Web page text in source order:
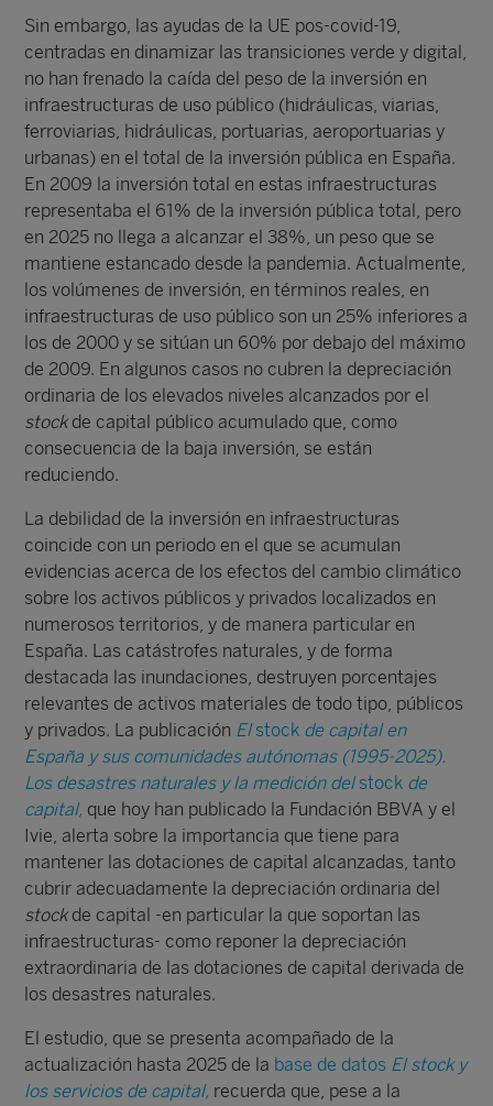
Sin embargo, las ayudas de la UE pos-covid-19,
centradas en dinamizar las transiciones verde y digital,
no han frenado la caída del peso de la inversión en
infraestructuras de uso público (hidráulicas, viarias,
ferroviarias, hidráulicas, portuarias, aeroportuarias y
urbanas) en el total de la inversión pública en España.
En 2009 la inversión total en estas infraestructuras
representaba el 61% de la inversión pública total, pero
en 2025 no llega a alcanzar el 38%, un peso que se
mantiene estancado desde la pandemia. Actualmente,
los volúmenes de inversión, en términos reales, en
infraestructuras de uso público son un 25% inferiores a
los de 2000 y se sitúan un 60% por debajo del máximo
de 2009. En algunos casos no cubren la depreciación
ordinaria de los elevados niveles alcanzados por el
stockde capital público acumulado que, como
consecuencia de la baja inversión, se están
reduciendo.
La debilidad de la inversión en infraestructuras
coincide con un periodo en el que se acumulan
evidencias acerca de los efectos del cambio climático
sobre los activos públicos y privados localizados en
numerosos territorios, y de manera particular en
España. Las catástrofes naturales, y de forma
destacada las inundaciones, destruyen porcentajes
relevantes de activos materiales de todo tipo, públicos
y privados. La publicación Elstock de capital en
España y sus comunidades autónomas (1995-2025).
Los desastres naturales y la medición delstock de
capital, que hoy han publicado la Fundación BBVA y el
Ivie, alerta sobre la importancia que tiene para
mantener las dotaciones de capital alcanzadas, tanto
cubrir adecuadamente la depreciación ordinaria del
stockde capital -en particular la que soportan las
infraestructuras- como reponer la depreciación
extraordinaria de las dotaciones de capital derivada de
los desastres naturales.
El estudio, que se presenta acompañado de la
actualización hasta 2025 de la base de datos El stock y
los servicios de capital, recuerda que, pese a la